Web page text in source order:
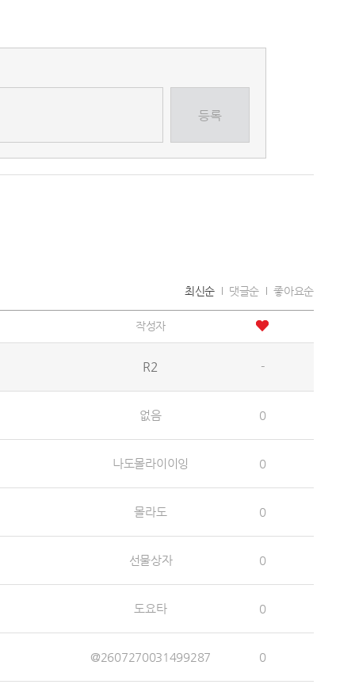
등록
최신순 댓글순 좋아요순
작성자
R2 -
없음 0
나도몰라이이잉 0
몰라도 0
선물상자 0
도요타 0
@2607270031499287 0